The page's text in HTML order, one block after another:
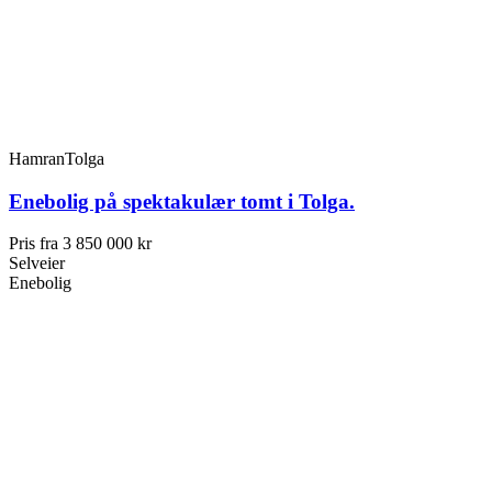
HamranTolga
Enebolig på spektakulær tomt i Tolga.
Pris fra 3 850 000 kr
Selveier
Enebolig